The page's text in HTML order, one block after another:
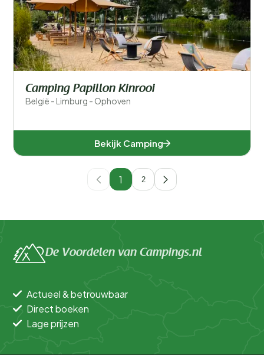
Camping Papillon Kinrooi
België - Limburg - Ophoven
Bekijk Camping
1 2
De Voordelen van Campings.nl
Actueel & betrouwbaar
Direct boeken
Lage prijzen